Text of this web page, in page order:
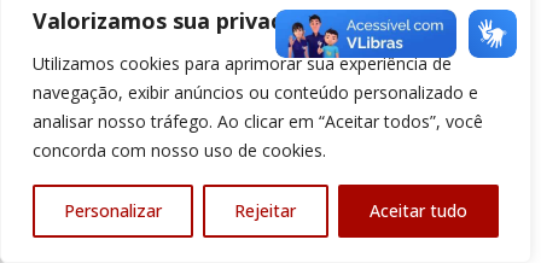
Valorizamos sua privacidade
Utilizamos cookies para aprimorar sua experiência de
navegação, exibir anúncios ou conteúdo personalizado e
analisar nosso tráfego. Ao clicar em “Aceitar todos”, você
concorda com nosso uso de cookies.
Personalizar Rejeitar Aceitar tudo